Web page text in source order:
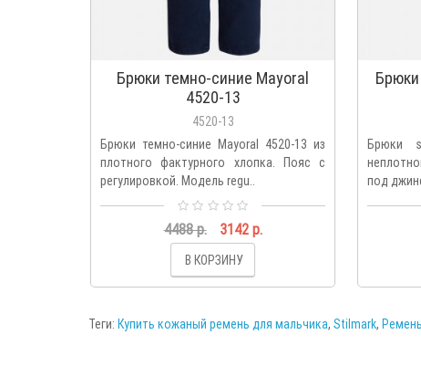
Брюки темно-синие Mayoral
4520-13
4520-13
Брюки темно-синие Mayoral 4520-13 из
плотного фактурного хлопка. Пояс с
регулировкой. Модель regu..
4488 р. 3142 р.
В КОРЗИНУ
Брюки
под
Теги: Купить кожаный ремень для мальчика, Stilmark,